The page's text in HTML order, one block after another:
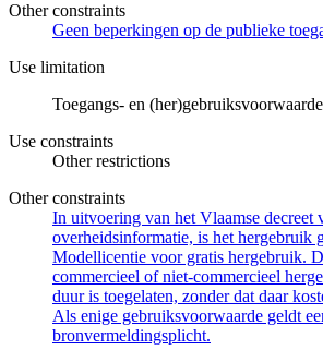
Other constraints
Geen beperkingen op de publieke
Use limitation
Toegangs- en
Use constraints
Other restrictions
Other constraints
In uitvoering van het Vlaamse decreet
overheidsinformatie, is het hergebruik
Modellicentie voor gratis hergebruik.
commercieel of niet-commercieel
duur is toegelaten, zonder dat daar
Als enige gebruiksvoorwaarde geldt
bronvermeldingsplicht.